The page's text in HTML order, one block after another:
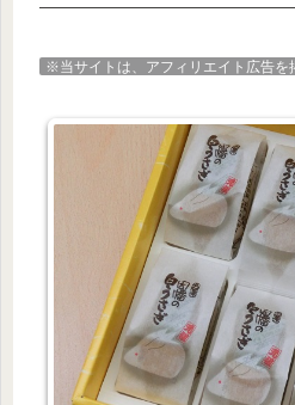
※当サイトは、アフィリエイト広告を